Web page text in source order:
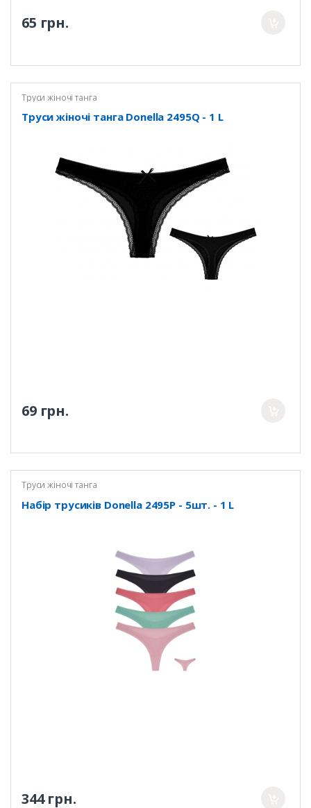
65 грн.
Труси жіночі танга
Труси жіночі танга Donella 2495Q - 1 L
69 грн.
Труси жіночі танга
Набір трусиків Donella 2495P - 5шт. - 1 L
344 грн.